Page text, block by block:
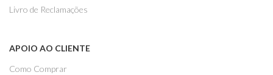
Livro de Reclamações
APOIO AO CLIENTE
Como Comprar